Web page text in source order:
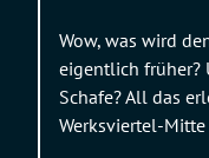
Wow, was wird
eigentlich früher?
Schafe? All das
Werksviertel-